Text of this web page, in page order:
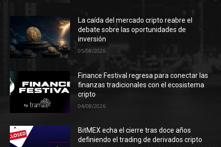
La caída del mercado cripto reabre el
debate sobre las oportunidades de
inversión
05/08/2026
Finance Festival regresa para conectar las
finanzas tradicionales con el ecosistema
cripto
04/08/2026
BitMEX echa el cierre tras doce años
definiendo el trading de derivados cripto